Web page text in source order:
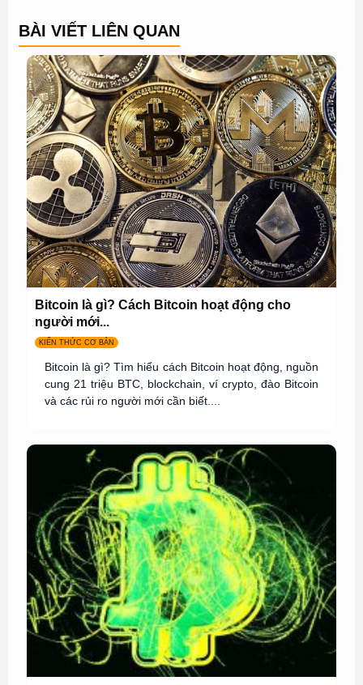
BÀI VIẾT LIÊN QUAN
Bitcoin là gì? Cách Bitcoin hoạt động cho
người mới...
KIẾN THỨC CƠ BẢN
Bitcoin là gì? Tìm hiểu cách Bitcoin hoạt động, nguồn
cung 21 triệu BTC, blockchain, ví crypto, đào Bitcoin
và các rủi ro người mới cần biết....